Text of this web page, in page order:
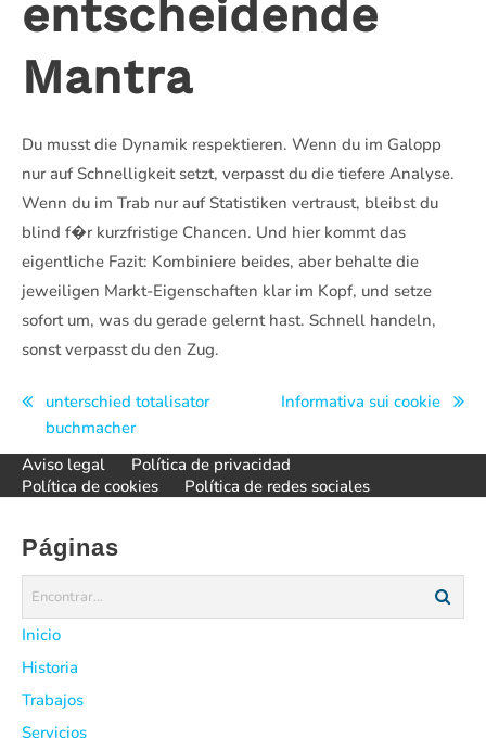
entscheidende
Mantra
Du musst die Dynamik respektieren. Wenn du im Galopp
nur auf Schnelligkeit setzt, verpasst du die tiefere Analyse.
Wenn du im Trab nur auf Statistiken vertraust, bleibst du
blind f�r kurzfristige Chancen. Und hier kommt das
eigentliche Fazit: Kombiniere beides, aber behalte die
jeweiligen Markt-Eigenschaften klar im Kopf, und setze
sofort um, was du gerade gelernt hast. Schnell handeln,
sonst verpasst du den Zug.
Navegación
de
entradas
unterschied totalisator
buchmacher
Informativa sui cookie
Aviso legal
Política de privacidad
Política de cookies
Política de redes sociales
Páginas
Inicio
Historia
Trabajos
Servicios